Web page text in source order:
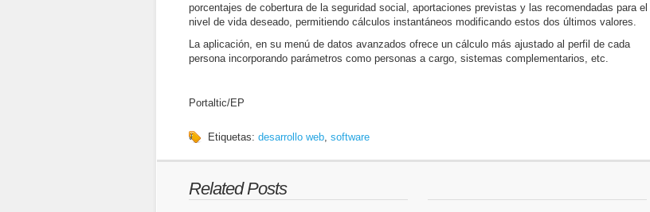
porcentajes de cobertura de la seguridad social, aportaciones previstas y las recomendadas para el
nivel de vida deseado, permitiendo cálculos instantáneos modificando estos dos últimos valores.
La aplicación, en su menú de datos avanzados ofrece un cálculo más ajustado al perfil de cada
persona incorporando parámetros como personas a cargo, sistemas complementarios, etc.
Portaltic/EP
Etiquetas: desarrollo web, software
Related Posts